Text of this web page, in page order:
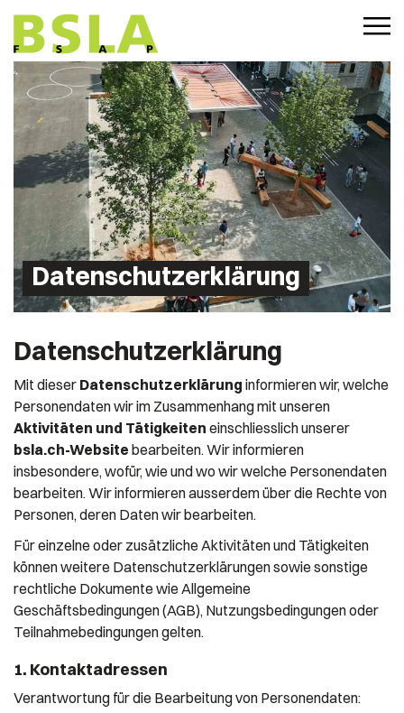
Datenschutzerklärung
Datenschutzerklärung
Mit dieser Datenschutzerklärung informieren wir, welche
Personendaten wir im Zusammenhang mit unseren
Aktivitäten und Tätigkeiten einschliesslich unserer
bsla.ch-Website bearbeiten. Wir informieren
insbesondere, wofür, wie und wo wir welche Personendaten
bearbeiten. Wir informieren ausserdem über die Rechte von
Personen, deren Daten wir bearbeiten.
Für einzelne oder zusätzliche Aktivitäten und Tätigkeiten
können weitere Datenschutzerklärungen sowie sonstige
rechtliche Dokumente wie Allgemeine
Geschäftsbedingungen (AGB), Nutzungsbedingungen oder
Teilnahmebedingungen gelten.
1. Kontaktadressen
Verantwortung für die Bearbeitung von Personendaten: